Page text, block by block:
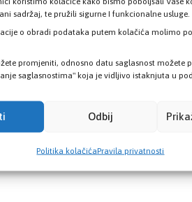
sadržaj, te pružili sigurne I funkcionalne usluge.
o obradi podataka putem kolačića molimo
promjeniti, odnosno datu saglasnost možete
saglasnostima" koja je vidljivo istaknjuta u
Odbij
Politika kolačićaPravila privatnosti